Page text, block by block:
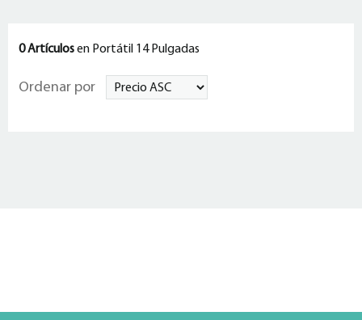
0 Artículosen Portátil 14 Pulgadas
Ordenar por